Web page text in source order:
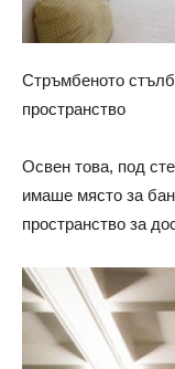
Стръмбеното
пространство
Освен това, под
имаше място за
пространство за